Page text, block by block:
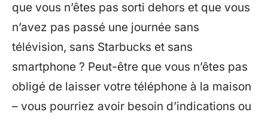
que vous n’êtes pas sorti dehors et que vous
n’avez pas passé une journée sans
télévision, sans Starbucks et sans
smartphone ? Peut-être que vous n’êtes pas
obligé de laisser votre téléphone à la maison
– vous pourriez avoir besoin d’indications ou